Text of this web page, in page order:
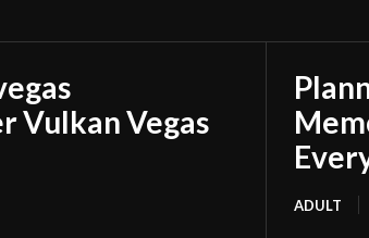
Vulkan Vegas
ADULT